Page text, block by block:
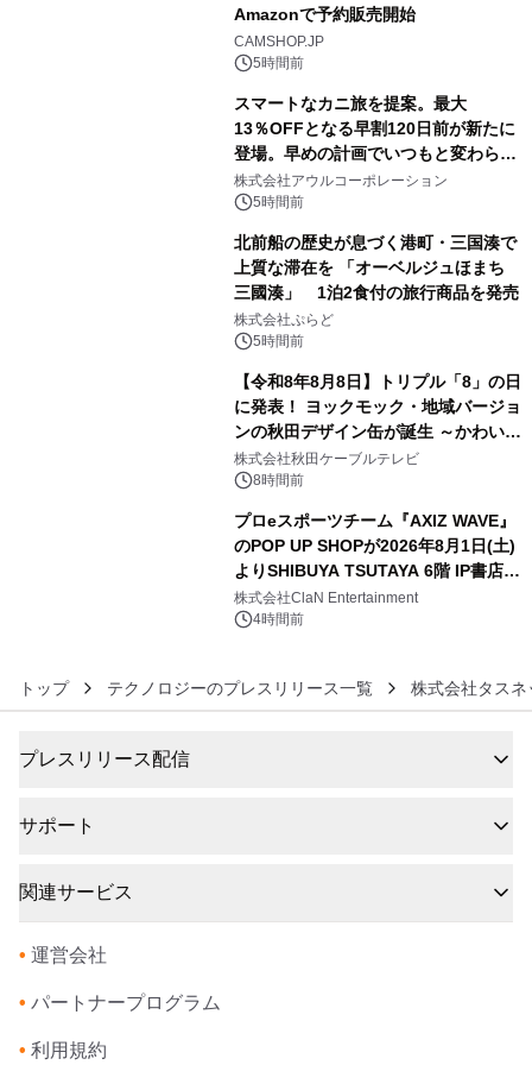
Amazonで予約販売開始
CAMSHOP.JP
5時間前
スマートなカニ旅を提案。最大
13％OFFとなる早割120日前が新たに
登場。早めの計画でいつもと変わらぬ
大人の冬旅を。ー夕日ヶ浦温泉「佳松
苑 別邸ふうか」ー
株式会社アウルコーポレーション
5時間前
北前船の歴史が息づく港町・三国湊で
上質な滞在を 「オーベルジュほまち
三國湊」 1泊2食付の旅行商品を発売
株式会社ぷらど
5時間前
【令和8年8月8日】トリプル「8」の日
に発表！ ヨックモック・地域バージョ
ンの秋田デザイン缶が誕生 ～かわいい
秋田犬の子犬と秋田の四季と名所を巡
るパッケージ～ 9月1日(火)秋田県内で
株式会社秋田ケーブルテレビ
8時間前
プロeスポーツチーム『AXIZ WAVE』
のPOP UP SHOPが2026年8月1日(土)
よりSHIBUYA TSUTAYA 6階 IP書店で
開催決定！！
株式会社ClaN Entertainment
4時間前
トップ テクノロジーのプレスリリース一覧 株式会社タスネ
プレスリリース配信
サポート
関連サービス
• 運営会社
• パートナープログラム
• 利用規約